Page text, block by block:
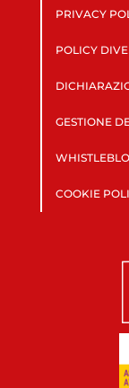
PRIVACY
POLICY
GESTIONE
COOKIE